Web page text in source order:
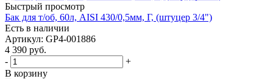
Быстрый просмотр
Бак для т/об, 60л, AISI 430/0,5мм, Г, (штуцер 3/4")
Есть в наличии
Артикул: GP4-001886
4 390 руб.
-
+
В корзину